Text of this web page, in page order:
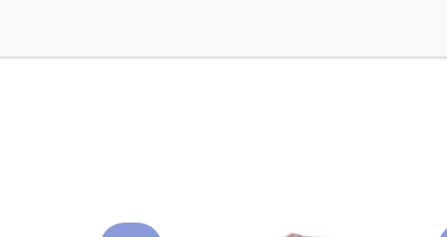
battericida e fungicida degli oli essenziali contenuti.